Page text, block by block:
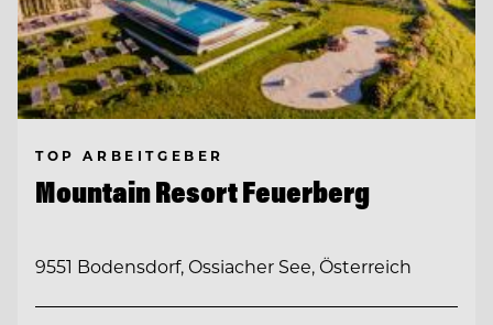
TOP ARBEITGEBER
Mountain Resort Feuerberg
9551 Bodensdorf, Ossiacher See, Österreich